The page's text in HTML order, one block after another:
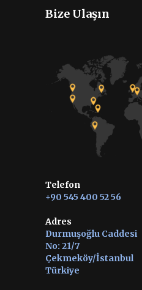
Bize Ulaşın
Telefon
+90 545 400 52 56
Adres
Durmuşoğlu Caddesi
No: 21/7
Çekmeköy/İstanbul
Türkiye